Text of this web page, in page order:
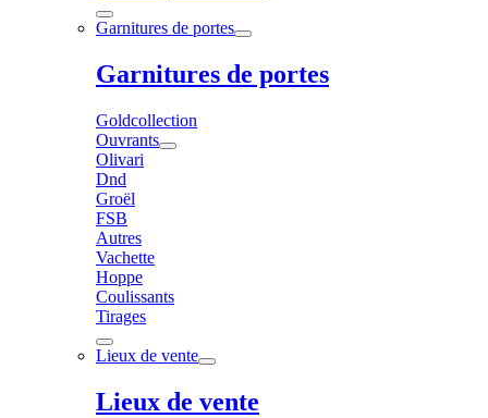
Garnitures de portes
Garnitures de portes
Goldcollection
Ouvrants
Olivari
Dnd
Groël
FSB
Autres
Vachette
Hoppe
Coulissants
Tirages
Lieux de vente
Lieux de vente